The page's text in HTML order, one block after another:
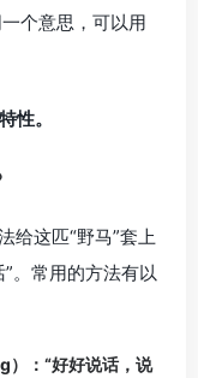
个意思，可以用
性。
给这匹“野马”套上
。常用的方法有以
：“好好说话，说